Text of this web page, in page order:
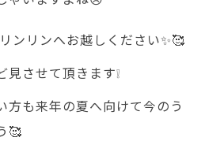
ンリンへお越しください✨🥰
見させて頂きます❕
方も来年の夏へ向けて今のう
🥰